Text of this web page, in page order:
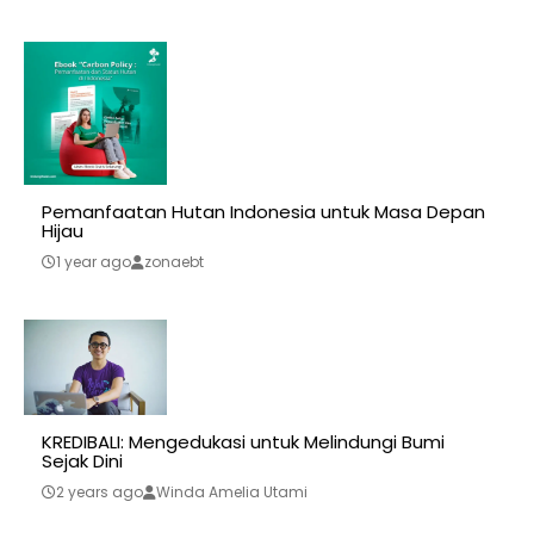
Pemanfaatan Hutan Indonesia untuk Masa Depan
Hijau
1 year ago zonaebt
KREDIBALI: Mengedukasi untuk Melindungi Bumi
Sejak Dini
2 years ago Winda Amelia Utami